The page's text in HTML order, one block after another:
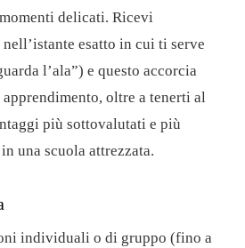
delicati. Ricevi
esatto in cui ti serve
l’ala”) e questo accorcia
oltre a tenerti al
più sottovalutati e più
una scuola attrezzata.
individuali o di gruppo (fino a